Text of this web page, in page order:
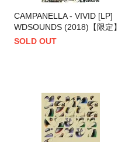
CAMPANELLA - VIVID [LP]
WDSOUNDS (2018)【限定】
SOLD OUT